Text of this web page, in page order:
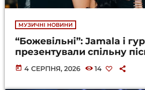
МУЗИЧНІ НОВИНИ
“Божевільні”: Jamala і
презентували спільну
today 4 СЕРПНЯ, 2026 14